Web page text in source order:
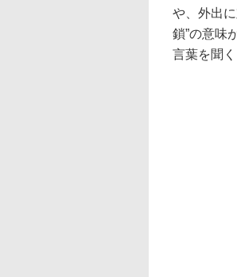
や、外出
鎖”の意味
言葉を聞